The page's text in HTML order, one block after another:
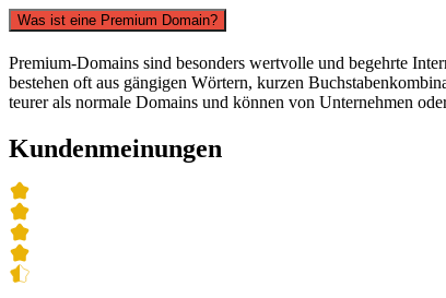
Was ist eine Premium Domain?
Premium-Domains sind besonders wertvolle und begehrte
bestehen oft aus gängigen Wörtern, kurzen
teurer als normale Domains und können von Unternehmen
Kundenmeinungen